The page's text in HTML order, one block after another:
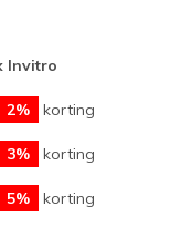
Invitro
2% korting
3% korting
5% korting